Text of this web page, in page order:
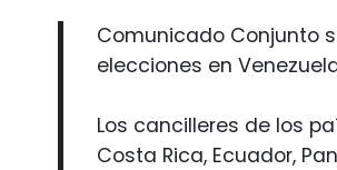
Comunicado Conjunto
elecciones en
Los cancilleres de los
Costa Rica, Ecuador,